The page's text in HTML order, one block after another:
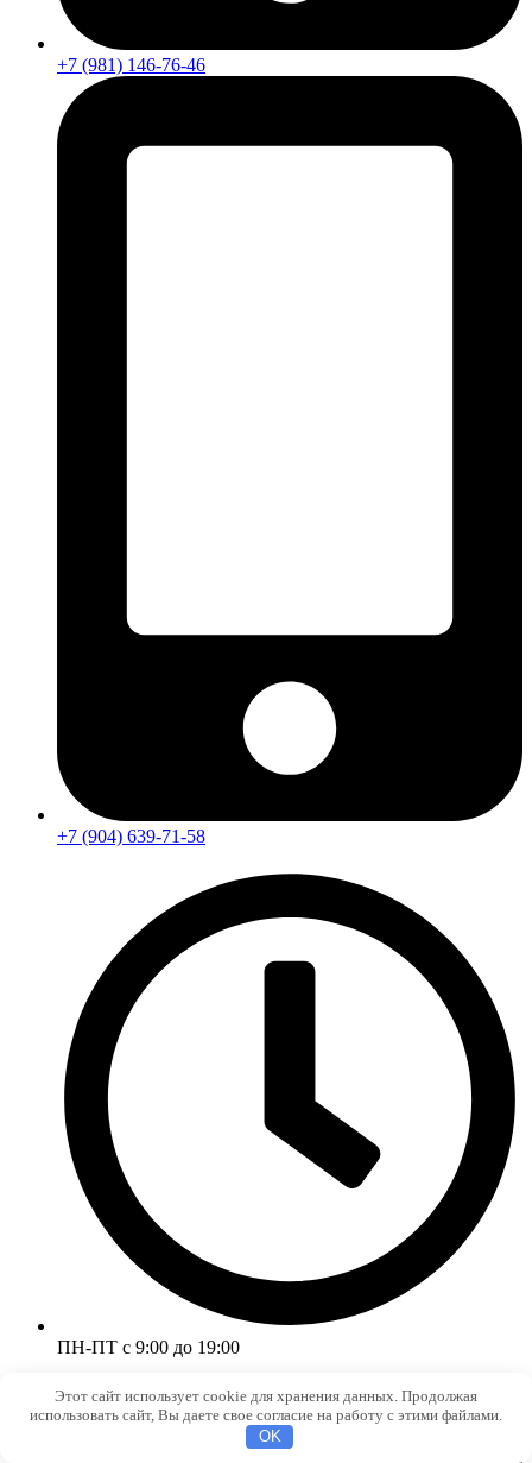
+7 (981) 146-76-46
+7 (904) 639-71-58
ПН-ПТ с 9:00 до 19:00
Этот сайт использует cookie для хранения данных. Продолжая
использовать сайт, Вы даете свое согласие на работу с этими файлами.
OK